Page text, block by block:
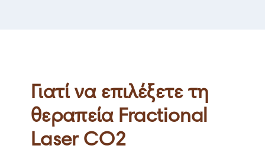
Γιατί να επιλέξετε τη
θεραπεία Fractional
Laser CO2